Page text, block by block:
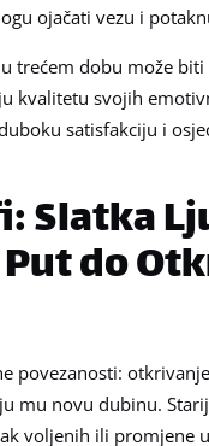
ojačati vezu i
trećem dobu može
kvalitetu svojih
satisfakciju i
Slatka
do
povezanosti:
mu novu dubinu.
voljenih ili